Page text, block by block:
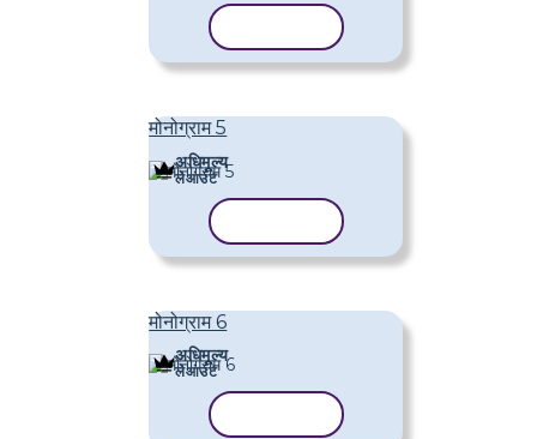
मोनोग्राम 5
अधिमूल्य
लेआउट
मोनोग्राम 6
अधिमूल्य
लेआउट